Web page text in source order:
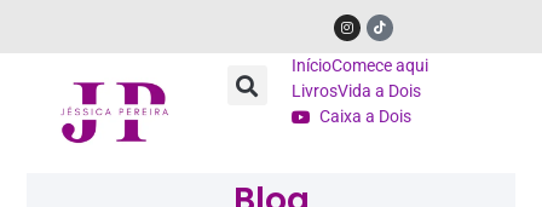
InícioComece aqui
LivrosVida a Dois
Caixa a Dois